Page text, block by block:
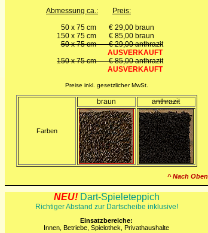
Abmessung ca.:
Preis:
50 x 75 cm€ 29,00 braun
150 x 75 cm € 85,00 braun
50 x 75 cm € 29,00 anthrazit
AUSVERKAUFT
150 x 75 cm € 85,00 anthrazit
AUSVERKAUFT
Preise inkl. gesetzlicher MwSt.
Farben
braun anthrazit
^ Nach Oben
NEU! Dart-Spieleteppich
Richtiger Abstand zur Dartscheibe inklusive!
Einsatzbereiche:
Innen, Betriebe, Spielothek, Privathaushalte